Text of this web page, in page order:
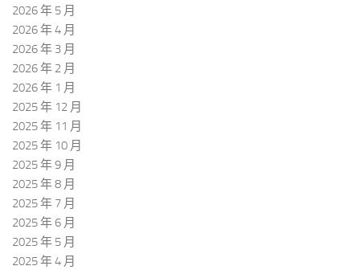
2026 年 5 月
2026 年 4 月
2026 年 3 月
2026 年 2 月
2026 年 1 月
2025 年 12 月
2025 年 11 月
2025 年 10 月
2025 年 9 月
2025 年 8 月
2025 年 7 月
2025 年 6 月
2025 年 5 月
2025 年 4 月